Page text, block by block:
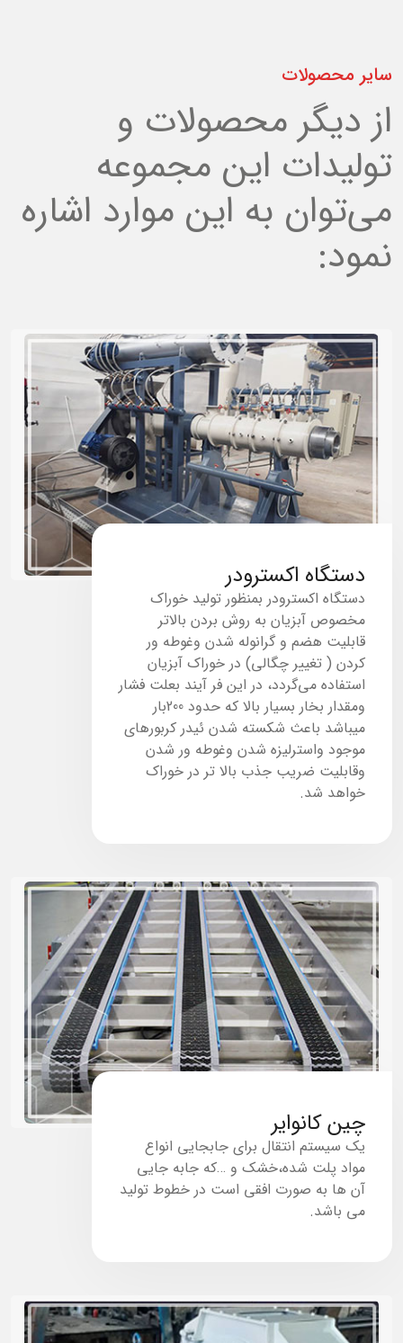
سایر محصولات
از دیگر محصولات و
تولیدات این مجموعه
می‌توان به این موارد اشاره
نمود:
دستگاه اکسترودر
دستگاه اکسترودر بمنظور تولید خوراک
مخصوص آبزیان به روش بردن بالاتر
قابلیت هضم و گرانوله شدن وغوطه ور
کردن ( تغییر چگالی) در خوراک آبزیان
استفاده می‌گردد، در این فر آيند بعلت فشار
ومقدار بخار بسیار بالا که حدود 200بار
میباشد باعث شکسته شدن ئیدر کربورهای
موجود واسترلیزه شدن وغوطه ور شدن
وقابلیت ضریب جذب بالا تر در خوراک
خواهد شد.
چین کانوایر
یک سیستم انتقال برای جابجایی انواع
مواد پلت شده،خشک و …که جابه جایی
آن ها به صورت افقی است در خطوط تولید
می باشد.